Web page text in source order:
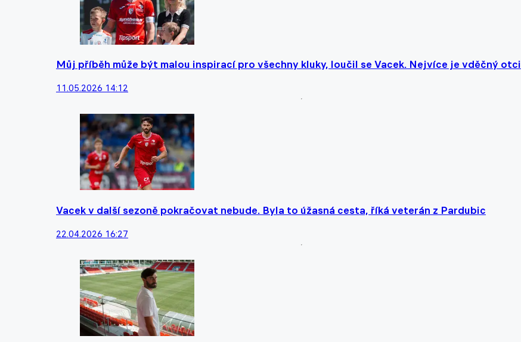
Můj příběh může být malou inspirací pro všechny kluky, loučil se Vacek. Nejvíce je vděčný otci
11.05.2026 14:12
Vacek v další sezoně pokračovat nebude. Byla to úžasná cesta, říká veterán z Pardubic
22.04.2026 16:27